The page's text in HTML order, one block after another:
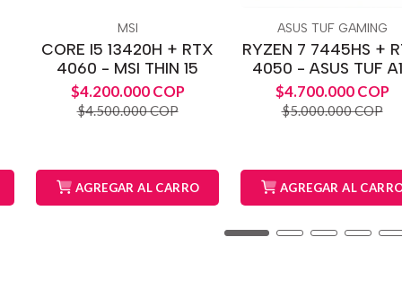
MSI
CORE I5 13420H + RTX
4060 - MSI THIN 15
$4.200.000 COP
$4.500.000 COP
AGREGAR AL CARRO
ASUS TUF GAMING
RYZEN 7 7445HS +
4050 - ASUS TUF
$4.700.000 COP
$5.000.000 COP
AGREGAR AL